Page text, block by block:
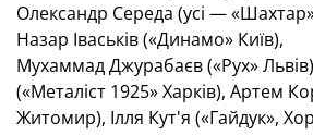
Олександр Середа (усі —
Назар Іваськів («Динамо» Київ),
Мухаммад Джурабаєв («Рух»
(«Металіст 1925» Харків), Артем
Житомир), Ілля Кут'я («Гайдук»,